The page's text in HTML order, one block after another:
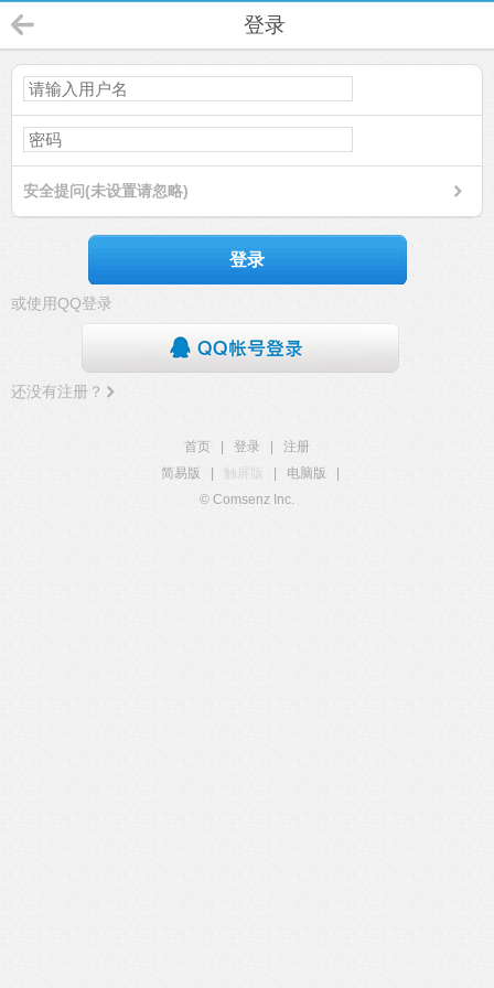
登录
安全提问(未设置请忽略)
登录
或使用QQ登录
还没有注册？
首页 登录
注册
简易版
触屏版 电脑版
© Comsenz Inc.